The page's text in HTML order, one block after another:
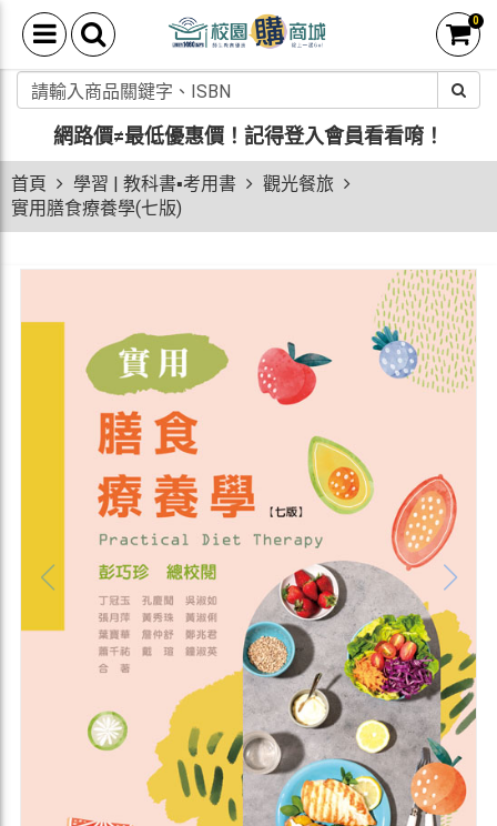
0
網路價≠最低優惠價！ 記得登入會員看看唷！
首頁 學習 | 教科書▪考用書
觀光餐旅
實用膳食療養學(七版)